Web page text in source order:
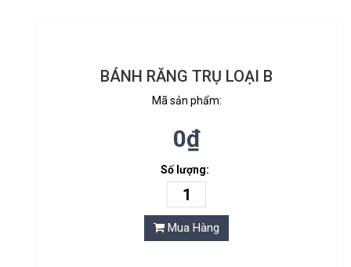
BÁNH RĂNG TRỤ LOẠI B
Mã sản phẩm:
0₫
Số lượng:
Mua Hàng